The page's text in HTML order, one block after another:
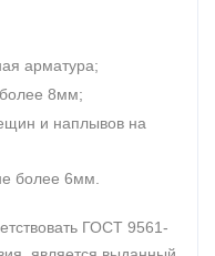
арматура;
8мм;
и наплывов на
более 6мм.
ГОСТ 9561-